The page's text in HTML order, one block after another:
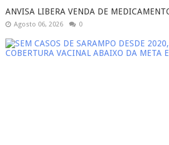
ANVISA LIBERA VENDA DE
Agosto 06, 2026 0